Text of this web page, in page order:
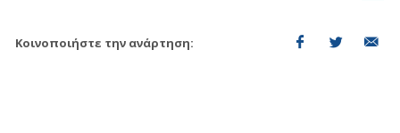
Κοινοποιήστε την ανάρτηση: